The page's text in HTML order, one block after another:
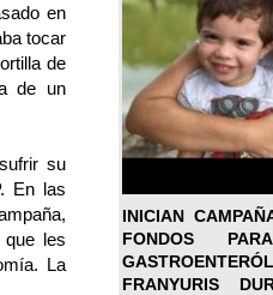
en
tocar
de
de un
su
En las
les
La
INICIAN
FONDOS
FRANYURIS